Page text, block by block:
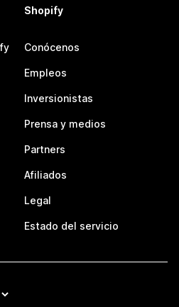
Shopify
Conócenos
Empleos
Inversionistas
Prensa y medios
Partners
Afiliados
Legal
Estado del servicio